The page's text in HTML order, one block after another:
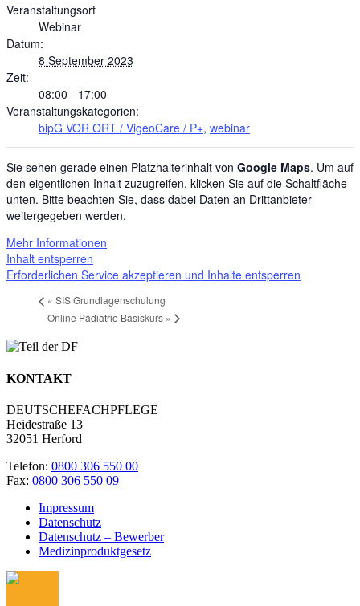
Veranstaltungsort
Webinar
Datum:
8 September 2023
Zeit:
08:00 - 17:00
Veranstaltungskategorien:
bipG VOR ORT / VigeoCare / P+, webinar
Sie sehen gerade einen Platzhalterinhalt von Google Maps. Um auf
den eigentlichen Inhalt zuzugreifen, klicken Sie auf die Schaltfläche
unten. Bitte beachten Sie, dass dabei Daten an Drittanbieter
weitergegeben werden.
Mehr Informationen
Inhalt entsperren
Erforderlichen Service akzeptieren und Inhalte entsperren
« SIS Grundlagenschulung
Online Pädiatrie Basiskurs »
KONTAKT
DEUTSCHEFACHPFLEGE
Heidestraße 13
32051 Herford
Telefon: 0800 306 550 00
Fax: 0800 306 550 09
Impressum
Datenschutz
Datenschutz – Bewerber
Medizinproduktgesetz